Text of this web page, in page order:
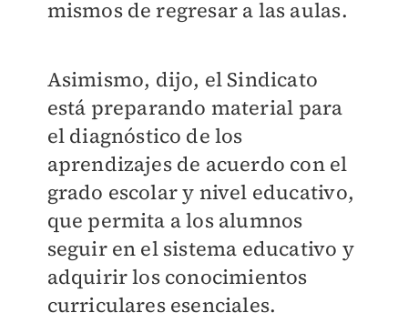
mismos de regresar a las aulas.
Asimismo, dijo, el Sindicato
está preparando material para
el diagnóstico de los
aprendizajes de acuerdo con el
grado escolar y nivel educativo,
que permita a los alumnos
seguir en el sistema educativo y
adquirir los conocimientos
curriculares esenciales.